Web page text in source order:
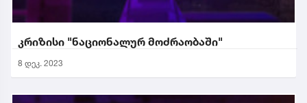
კრიზისი "ნაციონალურ მოძრაობაში"
8 დეკ. 2023